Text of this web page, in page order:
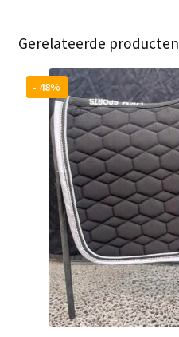
Gerelateerde producten
- 48%